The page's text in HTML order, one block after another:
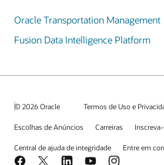
Oracle Transportation Management
Fusion Data Intelligence Platform
© 2026 Oracle Termos de Uso e
Escolhas de Anúncios Carreiras Inscreva-
Central de ajuda de integridade Entre em
Facebook
X LinkedInYouTubeInstagram